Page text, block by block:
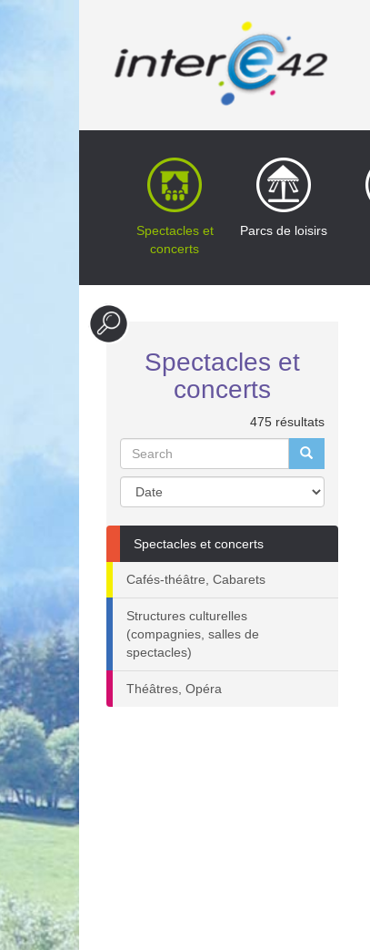
Spectacles et
concerts
Parcs de loisirs
Spectacles et
concerts
475 résultats
Spectacles et concerts
Cafés-théâtre, Cabarets
Structures culturelles
(compagnies, salles de
spectacles)
Théâtres, Opéra